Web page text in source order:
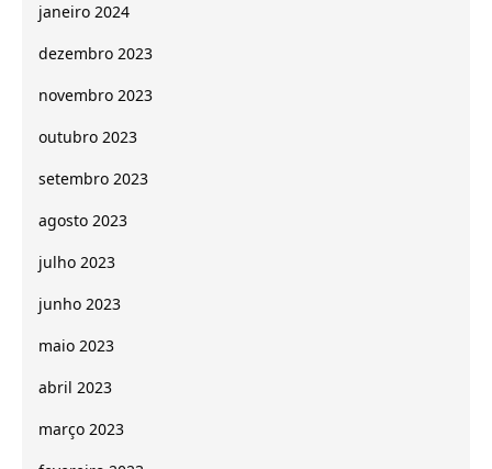
janeiro 2024
dezembro 2023
novembro 2023
outubro 2023
setembro 2023
agosto 2023
julho 2023
junho 2023
maio 2023
abril 2023
março 2023